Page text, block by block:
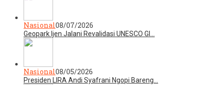
Nasional08/07/2026
Geopark Ijen Jalani Revalidasi UNESCO Gl…
Nasional08/05/2026
Presiden LIRA Andi Syafrani Ngopi Bareng…